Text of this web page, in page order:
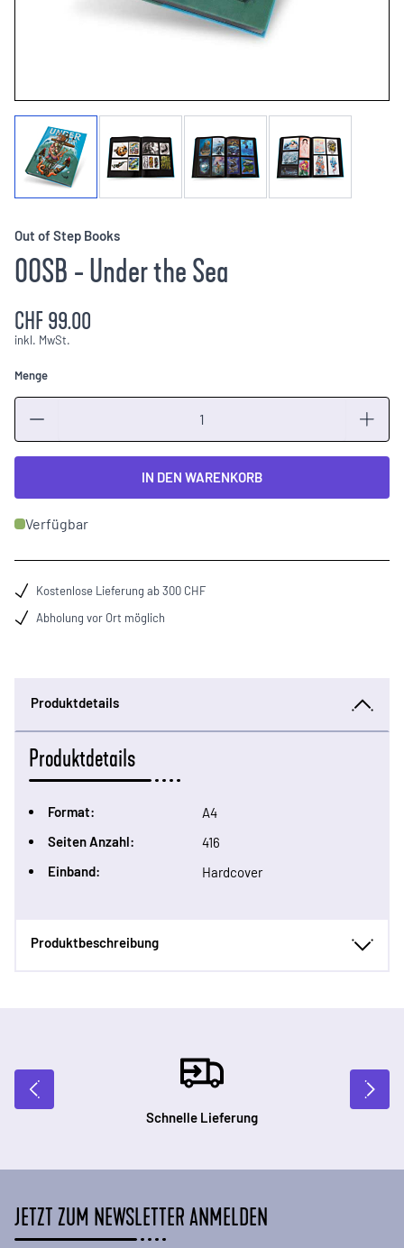
Out of Step Books
OOSB - Under the Sea
CHF 99.00
inkl. MwSt.
Menge
IN DEN WARENKORB
Verfügbar
Kostenlose Lieferung ab 300 CHF
Abholung vor Ort möglich
Produktdetails
Produktdetails
Format:
A4
Seiten Anzahl:
416
Einband:
Hardcover
Produktbeschreibung
Schnelle Lieferung
JETZT ZUM NEWSLETTER ANMELDEN